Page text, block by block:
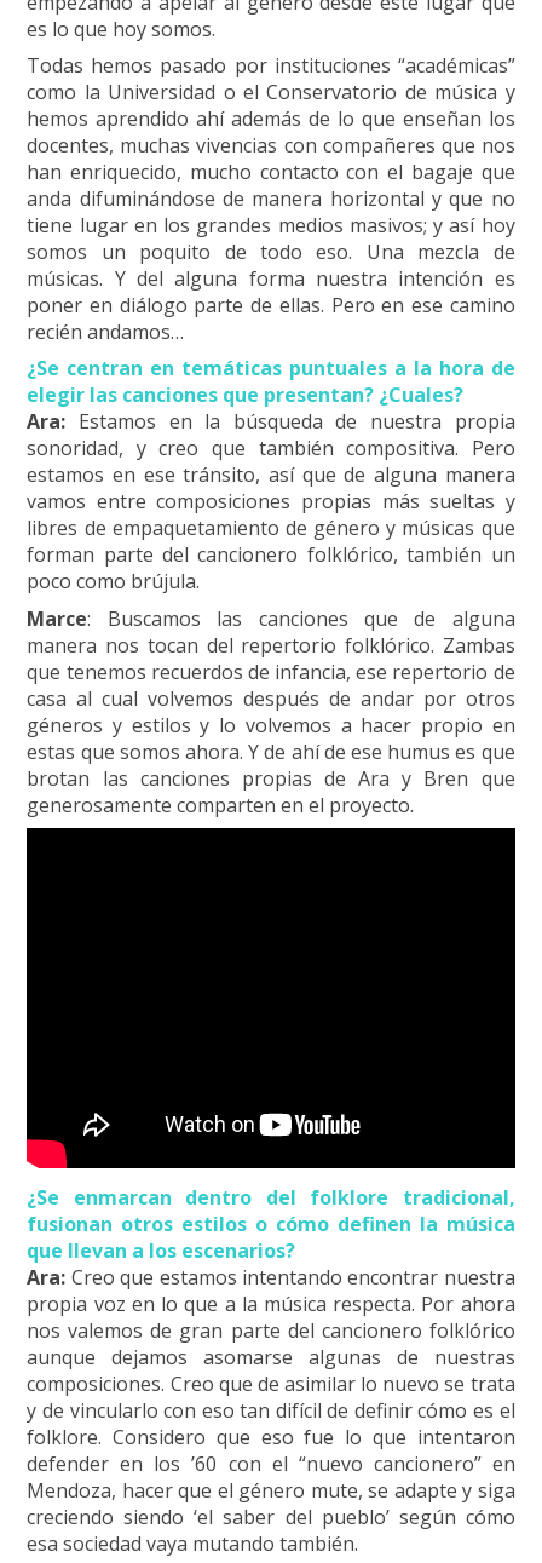
es lo que hoy somos.
Todas hemos pasado por instituciones “académicas”
como la Universidad o el Conservatorio de música y
hemos aprendido ahí además de lo que enseñan los
docentes, muchas vivencias con compañeres que nos
han enriquecido, mucho contacto con el bagaje que
anda difuminándose de manera horizontal y que no
tiene lugar en los grandes medios masivos; y así hoy
somos un poquito de todo eso. Una mezcla de
músicas. Y del alguna forma nuestra intención es
poner en diálogo parte de ellas. Pero en ese camino
recién andamos…
¿Se centran en temáticas puntuales a la hora de
elegir las canciones que presentan? ¿Cuales?
Ara: Estamos en la búsqueda de nuestra propia
sonoridad, y creo que también compositiva. Pero
estamos en ese tránsito, así que de alguna manera
vamos entre composiciones propias más sueltas y
libres de empaquetamiento de género y músicas que
forman parte del cancionero folklórico, también un
poco como brújula.
Marce: Buscamos las canciones que de alguna
manera nos tocan del repertorio folklórico. Zambas
que tenemos recuerdos de infancia, ese repertorio de
casa al cual volvemos después de andar por otros
géneros y estilos y lo volvemos a hacer propio en
estas que somos ahora. Y de ahí de ese humus es que
brotan las canciones propias de Ara y Bren que
generosamente comparten en el proyecto.
¿Se enmarcan dentro del folklore tradicional,
fusionan otros estilos o cómo definen la música
que llevan a los escenarios?
Ara: Creo que estamos intentando encontrar nuestra
propia voz en lo que a la música respecta. Por ahora
nos valemos de gran parte del cancionero folklórico
aunque dejamos asomarse algunas de nuestras
composiciones. Creo que de asimilar lo nuevo se trata
y de vincularlo con eso tan difícil de definir cómo es el
folklore. Considero que eso fue lo que intentaron
defender en los ’60 con el “nuevo cancionero” en
Mendoza, hacer que el género mute, se adapte y siga
creciendo siendo ‘el saber del pueblo’ según cómo
esa sociedad vaya mutando también.